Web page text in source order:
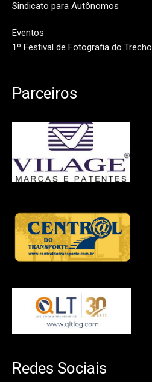
Sindicato para Autônomos
Eventos
1º Festival de Fotografia do Trecho
Parceiros
Redes Sociais